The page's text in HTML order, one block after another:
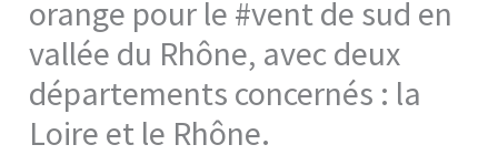
orange pour le #vent de sud en
vallée du Rhône, avec deux
départements concernés : la
Loire et le Rhône.